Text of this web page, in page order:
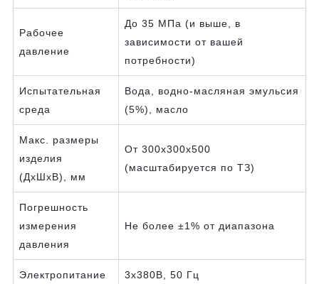
Рабочее
давление
До 35 МПа (и выше, в
зависимости от вашей
потребности)
Испытательная
среда
Вода, водно-масляная эмульсия
(5%), масло
Макс. размеры
изделия
(ДхШхВ), мм
От 300х300х500
(масштабируется по ТЗ)
Погрешность
измерения
давления
Не более ±1% от диапазона
Электропитание 3х380В, 50 Гц